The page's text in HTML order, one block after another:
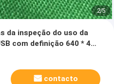
2/5
da inspeção do uso da
com definição 640 * 480
contacto